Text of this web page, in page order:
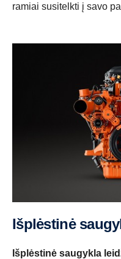
ramiai susitelkti į savo
Išplėstinė
Išplėstinė saugykla